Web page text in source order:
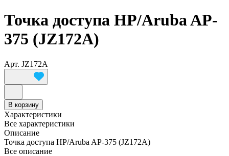
Точка доступа HP/Aruba AP-
375 (JZ172A)
Арт. JZ172A
В корзину
Характеристики
Все характеристики
Описание
Точка доступа HP/Aruba AP-375 (JZ172A)
Все описание